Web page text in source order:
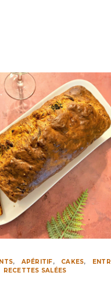
APÉRITIF CAKES
RECETTES SALÉES